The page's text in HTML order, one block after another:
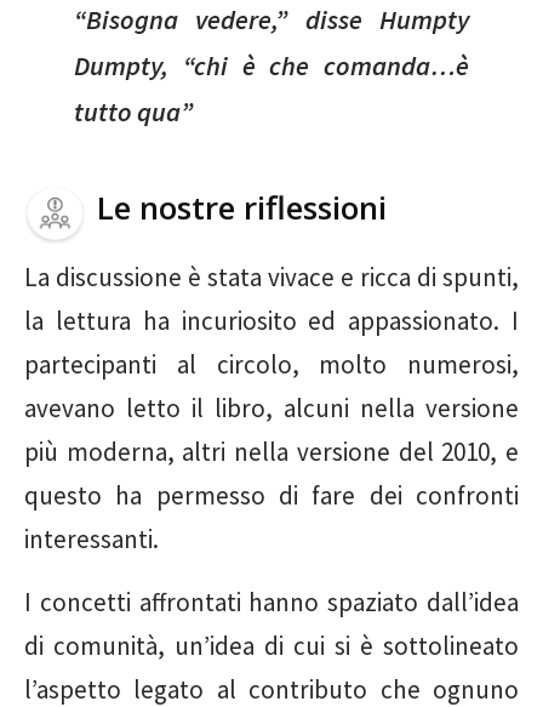
“Bisogna vedere,” disse Humpty
Dumpty, “chi è che comanda…è
tutto qua”
Le nostre riflessioni
La discussione è stata vivace e ricca di spunti,
la lettura ha incuriosito ed appassionato. I
partecipanti al circolo, molto numerosi,
avevano letto il libro, alcuni nella versione
più moderna, altri nella versione del 2010, e
questo ha permesso di fare dei confronti
interessanti.
I concetti affrontati hanno spaziato dall’idea
di comunità, un’idea di cui si è sottolineato
l’aspetto legato al contributo che ognuno